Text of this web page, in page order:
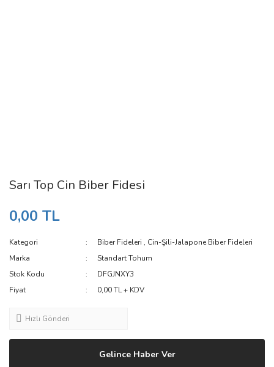
Sarı Top Cin Biber Fidesi
0,00 TL
Kategori Biber Fideleri , Cin-Şili-Jalapone Biber Fideleri
Marka
Standart Tohum
Stok Kodu
DFGJNXY3
Fiyat
0,00 TL + KDV
Hızlı Gönderi
Gelince Haber Ver